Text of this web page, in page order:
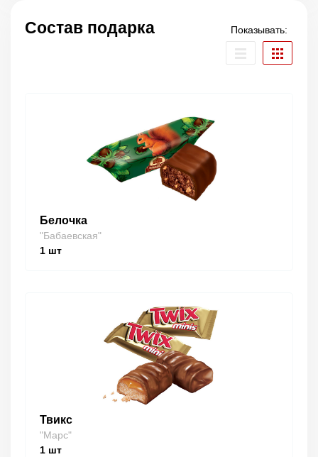
Состав подарка Показывать:
Белочка
"Бабаевская"
1 шт
Твикс
"Марс"
1 шт